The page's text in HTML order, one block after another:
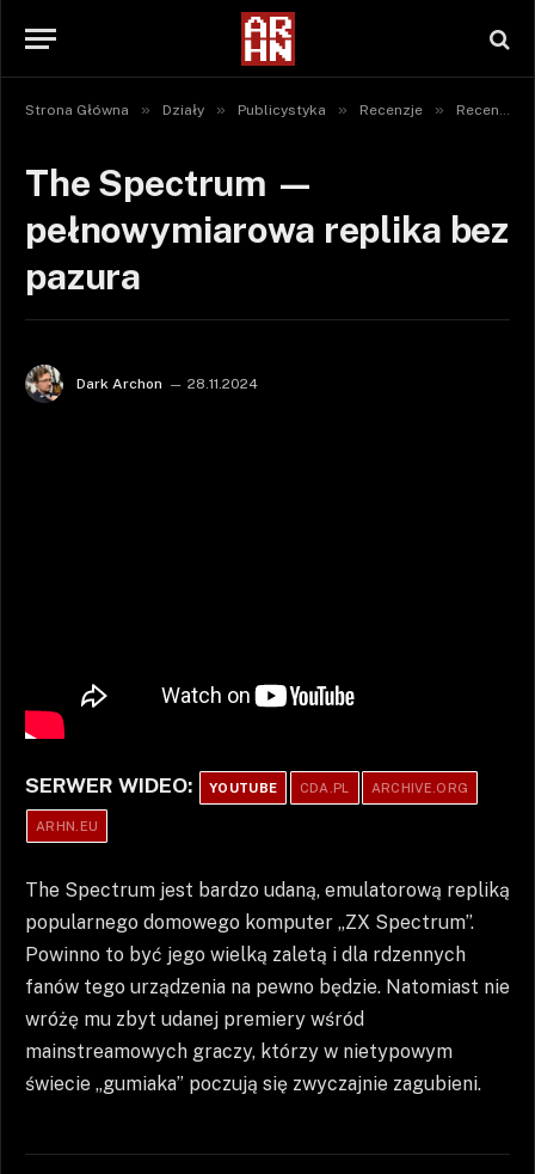
Strona Główna » Działy » Publicystyka » Recenzje » Recenzje sprzętu
The Spectrum —
pełnowymiarowa replika bez
pazura
Dark Archon 28.11.2024
SERWER WIDEO: YOUTUBE CDA.PL ARCHIVE.ORG
ARHN.EU
The Spectrum jest bardzo udaną, emulatorową repliką
popularnego domowego komputer „ZX Spectrum”.
Powinno to być jego wielką zaletą i dla rdzennych
fanów tego urządzenia na pewno będzie. Natomiast nie
wróżę mu zbyt udanej premiery wśród
mainstreamowych graczy, którzy w nietypowym
świecie „gumiaka” poczują się zwyczajnie zagubieni.